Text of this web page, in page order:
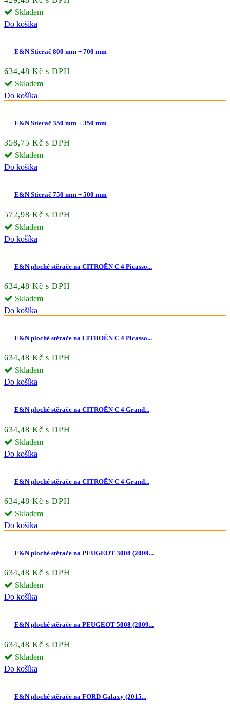
Skladem
Do košíka
E&N Stierač 800 mm + 700 mm
634,48 Kč s DPH
Skladem
Do košíka
E&N Stierač 350 mm + 350 mm
358,75 Kč s DPH
Skladem
Do košíka
E&N Stierač 750 mm + 500 mm
572,98 Kč s DPH
Skladem
Do košíka
E&N ploché stěrače na CITROËN C 4 Picasso...
634,48 Kč s DPH
Skladem
Do košíka
E&N ploché stěrače na CITROËN C 4 Picasso...
634,48 Kč s DPH
Skladem
Do košíka
E&N ploché stěrače na CITROËN C 4 Grand...
634,48 Kč s DPH
Skladem
Do košíka
E&N ploché stěrače na CITROËN C 4 Grand...
634,48 Kč s DPH
Skladem
Do košíka
E&N ploché stěrače na PEUGEOT 3008 (2009...
634,48 Kč s DPH
Skladem
Do košíka
E&N ploché stěrače na PEUGEOT 5008 (2009...
634,48 Kč s DPH
Skladem
Do košíka
E&N ploché stěrače na FORD Galaxy (2015...